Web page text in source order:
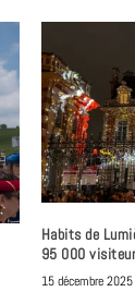
Habits de
95 000
15 décembre 2025